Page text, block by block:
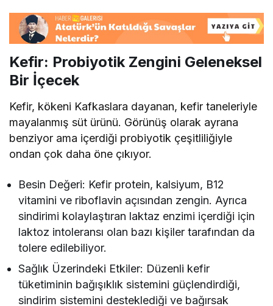
Kefir: Probiyotik Zengini Geleneksel
Bir İçecek
Kefir, kökeni Kafkaslara dayanan, kefir taneleriyle
mayalanmış süt ürünü. Görünüş olarak ayrana
benziyor ama içerdiği probiyotik çeşitliliğiyle
ondan çok daha öne çıkıyor.
Besin Değeri: Kefir protein, kalsiyum, B12
vitamini ve riboflavin açısından zengin. Ayrıca
sindirimi kolaylaştıran laktaz enzimi içerdiği için
laktoz intoleransı olan bazı kişiler tarafından da
tolere edilebiliyor.
Sağlık Üzerindeki Etkiler: Düzenli kefir
tüketiminin bağışıklık sistemini güçlendirdiği,
sindirim sistemini desteklediği ve bağırsak